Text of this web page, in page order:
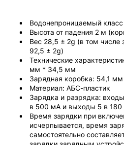
Водонепроницаемый
Высота от падения 2 м
Вес 28,5 ± 2g (в том числе
92,5 ± 2g)
Технические
мм * 34,5 мм
Зарядная коробка: 54,1
Материал: АБС-пластик
Зарядка и разрядка:
в 500 мА и выходы 5 в
Время зарядки при
исчерпывается, время
самостоятельно